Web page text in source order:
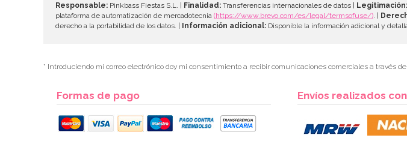
Responsable: Pinkbass Fiestas S.L. | Finalidad: Transferencias internacionales de datos | Legitimación:
plataforma de automatización de mercadotecnia (https://www.brevo.com/es/legal/termsofuse/) . |
derecho a la portabilidad de los datos. | Información adicional: Disponible la información adicional y
* Introduciendo mi correo electrónico doy mi consentimiento a recibir comunicaciones comerciales a través
Formas de pago Envíos realizados con